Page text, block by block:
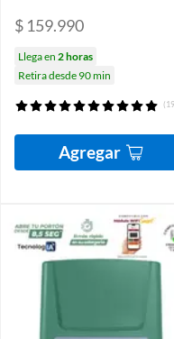
$ 159.990
Llega en 2 horas
Retira desde 90 min
Agregar